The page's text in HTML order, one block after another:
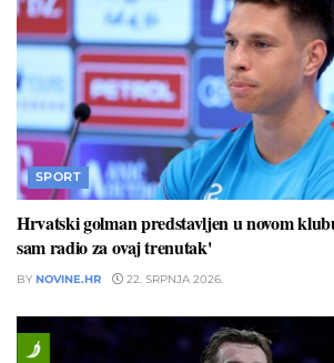
SPORT
Hrvatski golman predstavljen u novom
sam radio za ovaj trenutak'
BY NOVINE.HR 22. SRPNJA 2026.